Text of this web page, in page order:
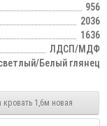
956
2036
1636
ЛДСП/МДФ
Белый глянец
кровать 1,6м новая